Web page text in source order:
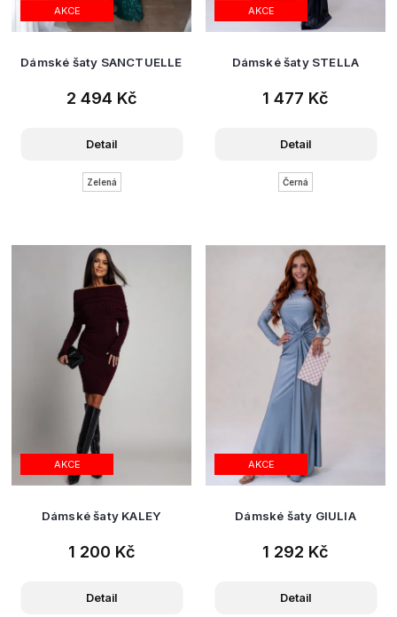
AKCE
Dámské šaty SANCTUELLE
2 494 Kč
Detail
Zelená
AKCE
Dámské šaty STELLA
1 477 Kč
Detail
Černá
AKCE
Dámské šaty KALEY
1 200 Kč
Detail
AKCE
Dámské šaty GIULIA
1 292 Kč
Detail